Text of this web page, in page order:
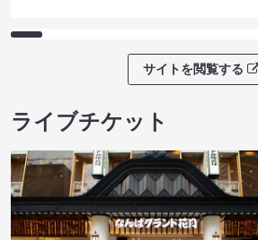
サイトを閲覧する
ライブチケット